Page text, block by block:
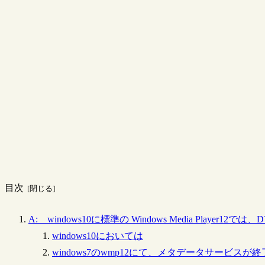
目次
A: windows10に標準の Windows Media Player12では、
windows10においては
windows7のwmp12にて、メタデータサービスが終